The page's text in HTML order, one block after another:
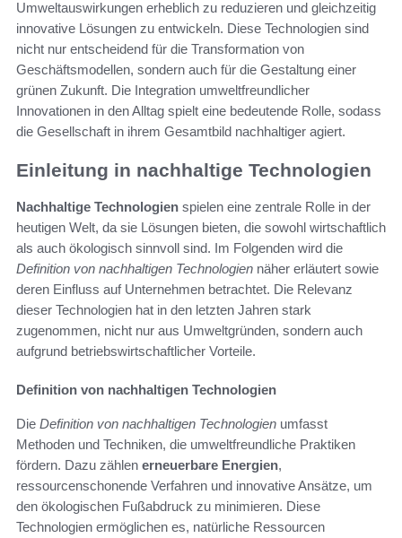
Umweltauswirkungen erheblich zu reduzieren und gleichzeitig
innovative Lösungen zu entwickeln. Diese Technologien sind
nicht nur entscheidend für die Transformation von
Geschäftsmodellen, sondern auch für die Gestaltung einer
grünen Zukunft. Die Integration umweltfreundlicher
Innovationen in den Alltag spielt eine bedeutende Rolle, sodass
die Gesellschaft in ihrem Gesamtbild nachhaltiger agiert.
Einleitung in nachhaltige Technologien
Nachhaltige Technologien spielen eine zentrale Rolle in der
heutigen Welt, da sie Lösungen bieten, die sowohl wirtschaftlich
als auch ökologisch sinnvoll sind. Im Folgenden wird die
Definition von nachhaltigen Technologien näher erläutert sowie
deren Einfluss auf Unternehmen betrachtet. Die Relevanz
dieser Technologien hat in den letzten Jahren stark
zugenommen, nicht nur aus Umweltgründen, sondern auch
aufgrund betriebswirtschaftlicher Vorteile.
Definition von nachhaltigen Technologien
Die Definition von nachhaltigen Technologien umfasst
Methoden und Techniken, die umweltfreundliche Praktiken
fördern. Dazu zählen erneuerbare Energien,
ressourcenschonende Verfahren und innovative Ansätze, um
den ökologischen Fußabdruck zu minimieren. Diese
Technologien ermöglichen es, natürliche Ressourcen